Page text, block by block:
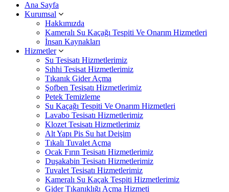
Ana Sayfa
Kurumsal
Hakkımızda
Kameralı Su Kaçağı Tespiti Ve Onarım Hizmetleri
İnsan Kaynakları
Hizmetler
Su Tesisatı Hizmetlerimiz
Sıhhi Tesisat Hizmetlerimiz
Tıkanık Gider Açma
Şofben Tesisatı Hizmetlerimiz
Petek Temizleme
Su Kaçağı Tespiti Ve Onarım Hizmetleri
Lavabo Tesisatı Hizmetlerimiz
Klozet Tesisatı Hizmetlerimiz
Alt Yapı Pis Su hat Deişim
Tıkalı Tuvalet Açma
Ocak Fırın Tesisatı Hizmetlerimiz
Duşakabin Tesisatı Hizmetlerimiz
Tuvalet Tesisatı Hizmetlerimiz
Kameralı Su Kaçak Tespiti Hizmetlerimiz
Gider Tıkanıklığı Açma Hizmeti